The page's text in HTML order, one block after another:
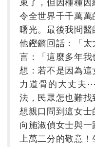
束了，但因種種因
令全世界千千萬
曙光。最後我問醫
他鏗鏘回話：「
言：「這麼多年
想：若不是因為
力道骨的大丈夫
法，民眾怎也難
想親口問到這女士
向施淑偵女士與
上萬二分的敬意！